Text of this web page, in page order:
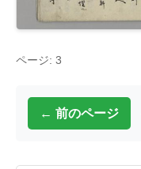
ページ: 3
← 前のページ